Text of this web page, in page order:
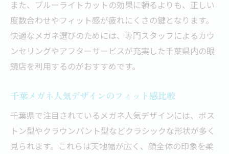
また、ブルーライトカットの効果に頼るよりも、正しい
度数合わせやフィット感が疲れにくさの鍵となります。
快適なメガネ選びのためには、専門スタッフによるカウ
ンセリングやアフターサービスが充実した千葉県内の眼
鏡店を利用するのがおすすめです。
千葉メガネ人気デザインのフィット感比較
千葉県で注目されているメガネ人気デザインには、ボス
トン型やクラウンパント型などクラシックな形状が多く
見られます。これらは天地幅が広く、顔全体の印象を柔